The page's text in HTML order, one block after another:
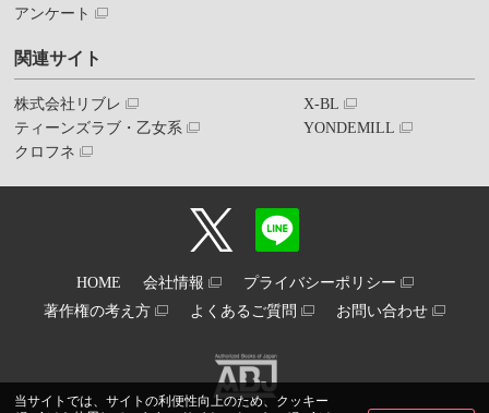
当サイトでは、サイトの利便性向上のため、クッキー
アンケート
関連サイト
株式会社リブレ
ティーンズラブ・乙女系
クロフネ
X-BL
YONDEMILL
HOME 会社情報
プライバシーポリシー
著作権の考え方
よくあるご質問 お問い合わせ